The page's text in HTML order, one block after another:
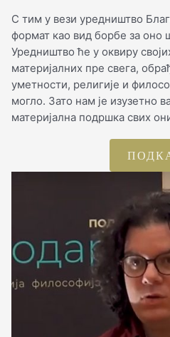
С тим у вези уредништво
формат као вид борбе за оно
Уредништво ће у оквиру
материјалних пре свега,
уметности, религије и
могло. Зато нам је изузетно
материјална подршка свих